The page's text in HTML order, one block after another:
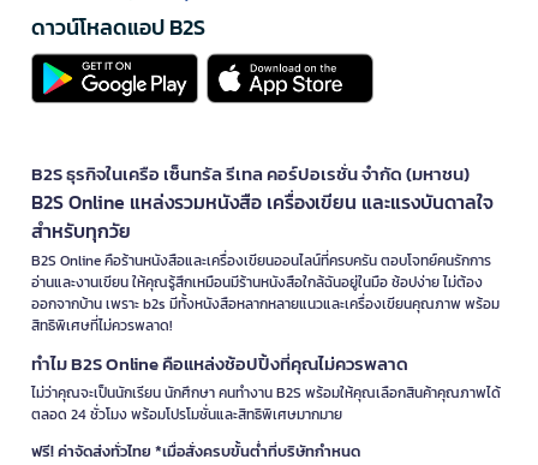
ดาวน์โหลดแอป B2S
B2S ธุรกิจในเครือ เซ็นทรัล รีเทล คอร์ปอเรชั่น จำกัด (มหาชน)
B2S Online แหล่งรวมหนังสือ เครื่องเขียน และแรงบันดาลใจ
สำหรับทุกวัย
B2S Online คือร้านหนังสือและเครื่องเขียนออนไลน์ที่ครบครัน ตอบโจทย์คนรักการ
อ่านและงานเขียน ให้คุณรู้สึกเหมือนมีร้านหนังสือใกล้ฉันอยู่ในมือ ช้อปง่าย ไม่ต้อง
ออกจากบ้าน เพราะ b2s มีทั้งหนังสือหลากหลายแนวและเครื่องเขียนคุณภาพ พร้อม
สิทธิพิเศษที่ไม่ควรพลาด!
ทำไม B2S Online คือแหล่งช้อปปิ้งที่คุณไม่ควรพลาด
ไม่ว่าคุณจะเป็นนักเรียน นักศึกษา คนทำงาน B2S พร้อมให้คุณเลือกสินค้าคุณภาพได้
ตลอด 24 ชั่วโมง พร้อมโปรโมชั่นและสิทธิพิเศษมากมาย
ฟรี! ค่าจัดส่งทั่วไทย *เมื่อสั่งครบขั้นต่ำที่บริษัทกำหนด